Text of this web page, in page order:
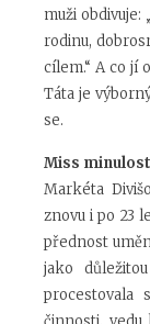
muži obdivuje:
rodinu,
cílem.“ A co jí
Táta je
se.
Miss
Markéta
znovu i po 23
přednost
jako
procestovala